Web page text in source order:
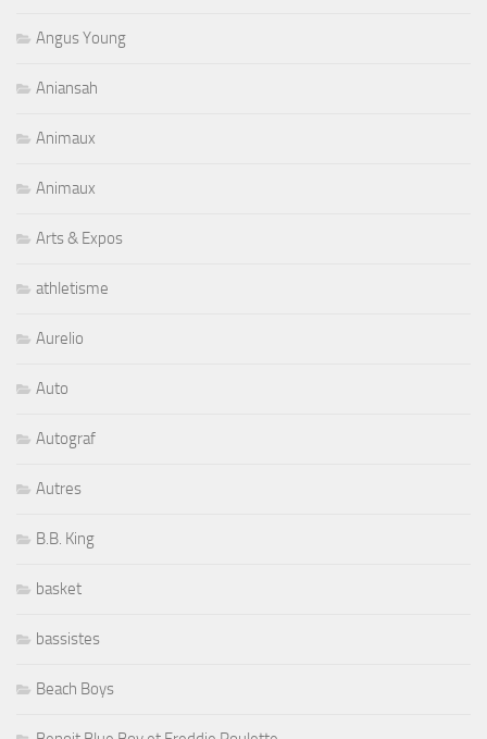
Angus Young
Aniansah
Animaux
Animaux
Arts & Expos
athletisme
Aurelio
Auto
Autograf
Autres
B.B. King
basket
bassistes
Beach Boys